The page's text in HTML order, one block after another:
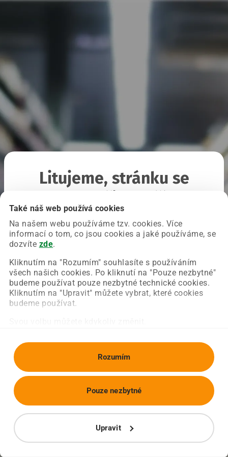
Také náš web používá cookies
Na našem webu používáme tzv. cookies. Více
informací o tom, co jsou cookies a jaké používáme, se
dozvíte zde.
Kliknutím na "Rozumím" souhlasíte s používáním
všech našich cookies. Po kliknutí na "Pouze nezbytné"
budeme používat pouze nezbytné technické cookies.
Kliknutím na "Upravit" můžete vybrat, které cookies
budeme používat.
Rozumím
Upravit
Pouze nezbytné
Litujeme, stránku se
Chyba nastala na naší straně a už ji opravujeme.
Zkuste prosím znovu načíst požadovanou stránku.
Obnovit stránku Úvodní strana